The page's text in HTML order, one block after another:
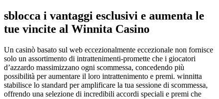
sblocca i vantaggi esclusivi e aumenta le
tue vincite al Winnita Casino
Un casinò basato sul web eccezionalmente eccezionale non fornisce
solo un assortimento di intrattenimenti-promette che i giocatori
d’azzardo massimizzano ogni scommessa, concedendo più
possibilità per aumentare il loro intrattenimento e premi. winnitta
stabilisce lo standard per amplificare la tua sessione di scommessa,
offrendo una selezione di incredibili accordi speciali e premi che